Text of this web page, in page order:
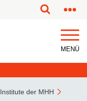
MENÜ
Institute der MHH